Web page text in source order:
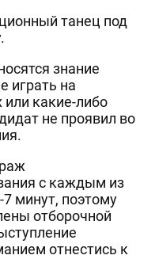
танец под
знание
играть на
какие-либо
не проявил во
с каждым из
минут, поэтому
отборочной
отнестись к